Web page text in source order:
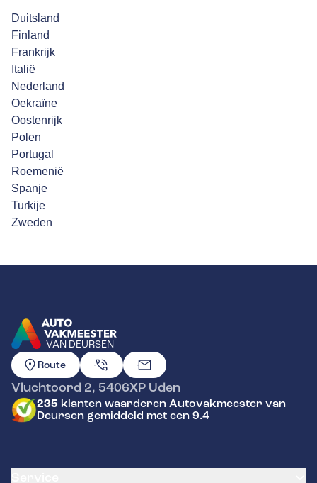
Duitsland
Finland
Frankrijk
Italië
Nederland
Oekraïne
Oostenrijk
Polen
Portugal
Roemenië
Spanje
Turkije
Zweden
VAN DEURSEN
GA NAAR DE HOMEPAGINA
Route
Vluchtoord 2, 5406XP Uden
235 klanten waarderen Autovakmeester van
Deursen gemiddeld met een 9.4